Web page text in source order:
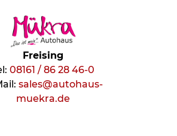
Freising
08161 / 86 28 46-0
sales@autohaus-
muekra.de